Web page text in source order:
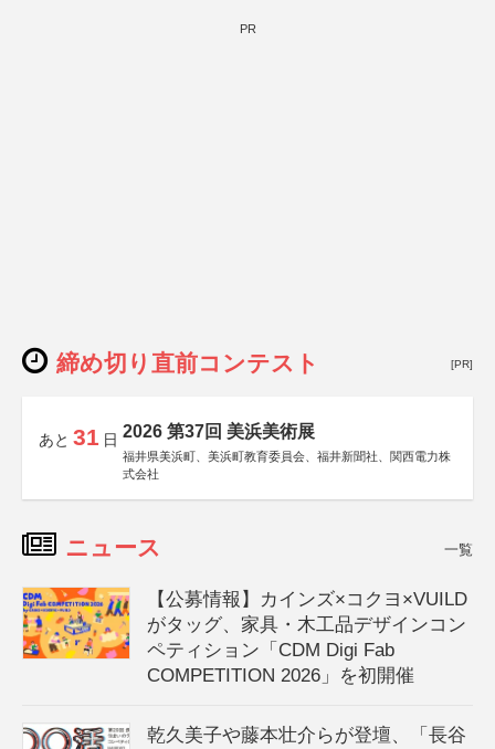
PR
締め切り直前コンテスト [PR]
あと 31 日 2026 第37回 美浜美術展
福井県美浜町、美浜町教育委員会、福井新聞社、関西電力株
式会社
ニュース 一覧
【公募情報】カインズ×コクヨ×VUILD
がタッグ、家具・木工品デザインコン
ペティション「CDM Digi Fab
COMPETITION 2026」を初開催
乾久美子や藤本壮介らが登壇、「長谷